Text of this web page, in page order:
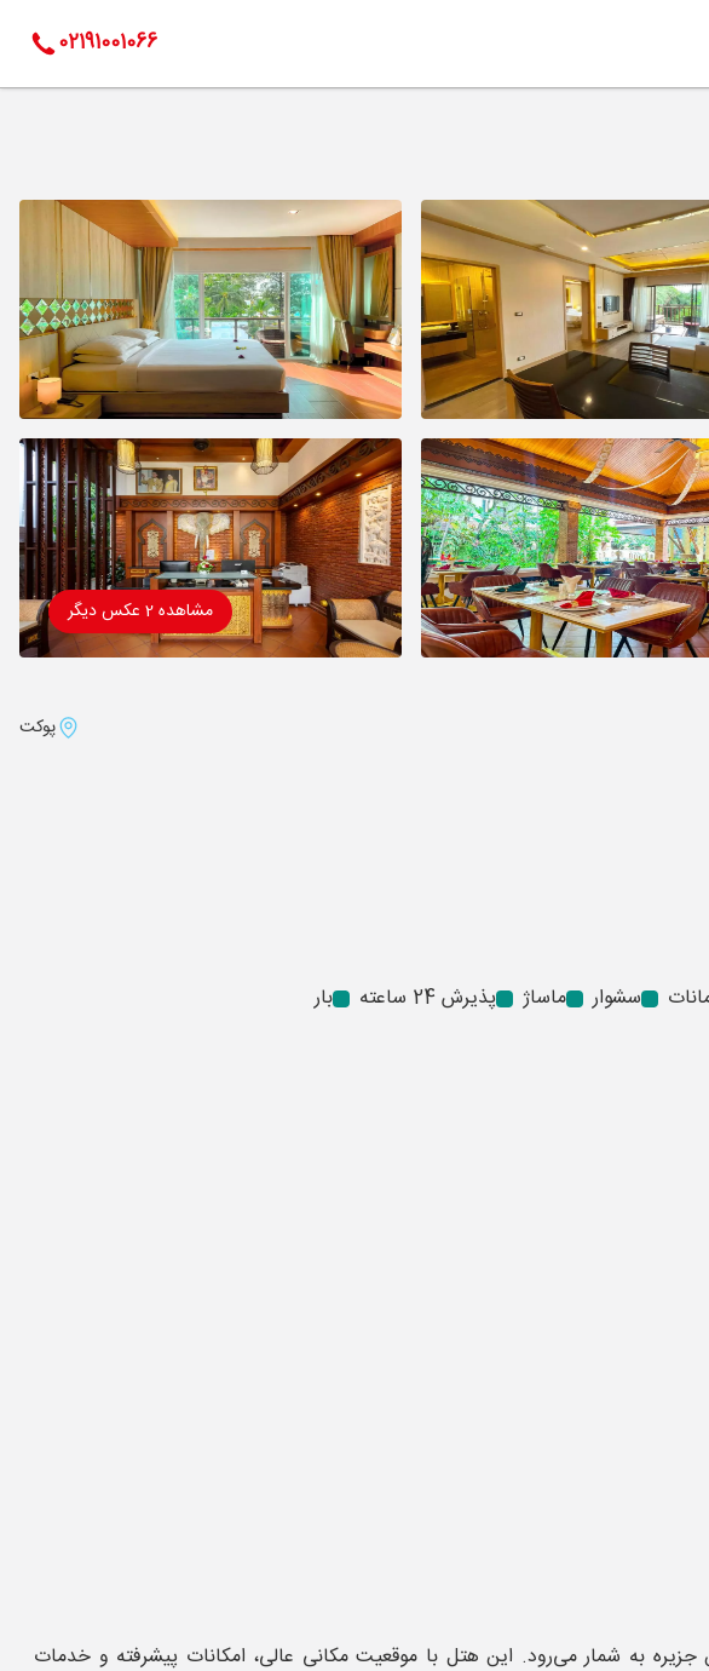
02191001066
مشاهده 2 عکس دیگر
پوکت
سشوار ماساژ پذیرش 24 ساعته بار
جزیره به شمار می‌رود. این هتل با موقعیت مکانی عالی، امکانات پیشرفته و خدمات